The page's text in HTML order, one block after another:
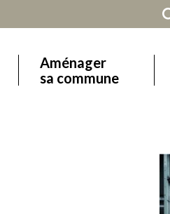
Aménager
sa commune